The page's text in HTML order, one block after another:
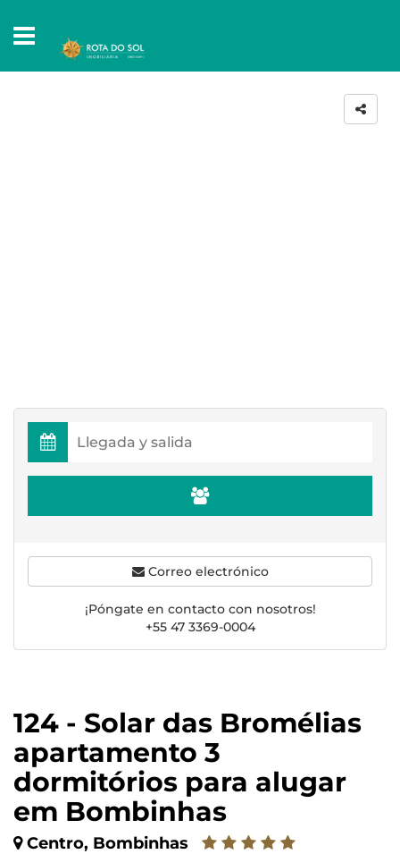
124 - Solar das Bromélias
apartamento 3
dormitórios para alugar
em Bombinhas
Centro, Bombinhas
Correo electrónico
¡Póngate en contacto con nosotros!
+55 47 3369-0004